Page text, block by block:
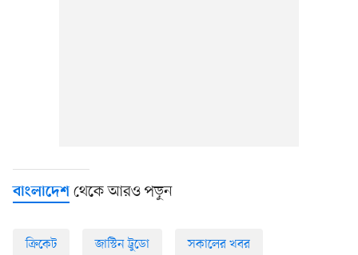
বাংলাদেশ থেকে আরও পড়ুন
ক্রিকেট জাস্টিন ট্রুডো সকালের খবর